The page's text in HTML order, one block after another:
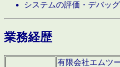
システムの評価・デバッ
業務経歴
有限会社エムツ